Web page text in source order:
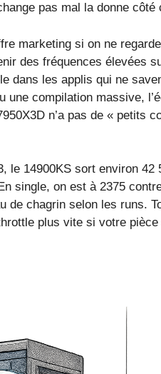
pas mal la donne
marketing si on ne
des fréquences élevées
dans les applis qui ne
une compilation massive,
n’a pas de «
le 14900KS sort environ
single, on est à 2375
de chagrin selon les runs.
plus vite si votre